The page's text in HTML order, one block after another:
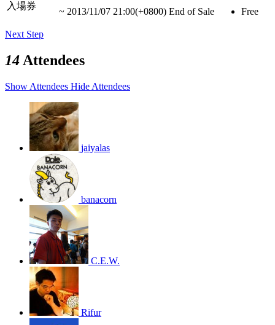
入場券
~ 2013/11/07 21:00(+0800) End of Sale Free
Next Step
14 Attendees
Show Attendees Hide Attendees
jaiyalas
banacorn
C.E.W.
Rifur